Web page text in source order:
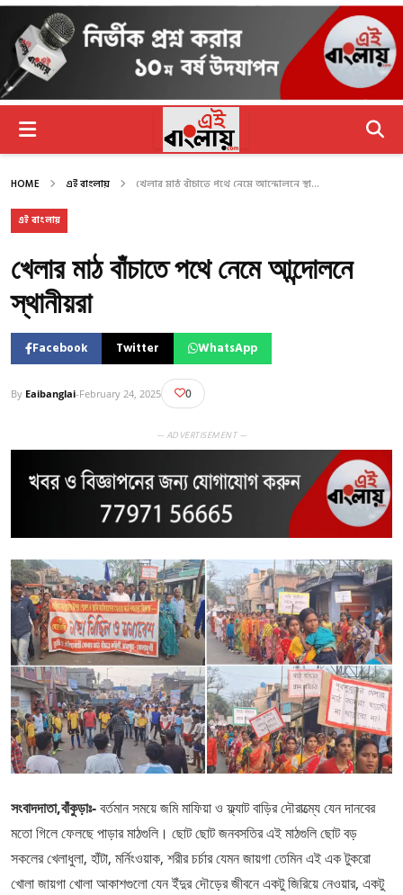
HOME এই বাংলায় খেলার মাঠ বাঁচাতে পথে নেমে আন্দোলনে স্থা...
এই বাংলায়
খেলার মাঠ বাঁচাতে পথে নেমে আন্দোলনে
স্থানীয়রা
Facebook Twitter WhatsApp
By Eaibanglai-February 24, 2025 0
— ADVERTISEMENT —
সংবাদদাতা,বাঁকুড়াঃ-বর্তমান সময়ে জমি মাফিয়া ও ফ্ল্যাট বাড়ির দৌরাত্ম্যে যেন দানবের
মতো গিলে ফেলছে পাড়ার মাঠগুলি। ছোট ছোট জনবসতির এই মাঠগুলি ছোট বড়
সকলের খেলাধুলা, হাঁটা, মর্নিংওয়াক, শরীর চর্চার যেমন জায়গা তেমিন এই এক টুকরো
খোলা জায়গা খোলা আকাশগুলো যেন ইঁদুর দৌড়ের জীবনে একটু জিরিয়ে নেওয়ার, একটু